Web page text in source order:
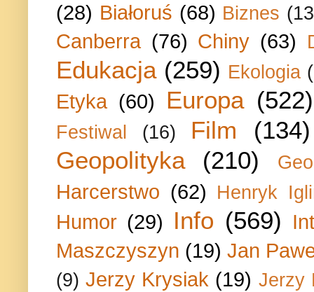
(28) Białoruś (68) Biznes
Canberra (76) Chiny (63)
Edukacja (259) Ekologia
Etyka (60) Europa (522)
Festiwal (16) Film
(134)
Geopolityka
(210)
Harcerstwo (62) Henryk
Humor (29) Info (569)
Maszczyszyn (19) Jan
(9) Jerzy Krysiak (19) Jerzy